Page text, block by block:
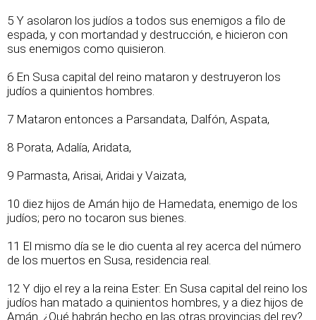
5 Y asolaron los judíos a todos sus enemigos a filo de
espada, y con mortandad y destrucción, e hicieron con
sus enemigos como quisieron.
6 En Susa capital del reino mataron y destruyeron los
judíos a quinientos hombres.
7 Mataron entonces a Parsandata, Dalfón, Aspata,
8 Porata, Adalía, Aridata,
9 Parmasta, Arisai, Aridai y Vaizata,
10 diez hijos de Amán hijo de Hamedata, enemigo de los
judíos; pero no tocaron sus bienes.
11 El mismo día se le dio cuenta al rey acerca del número
de los muertos en Susa, residencia real.
12 Y dijo el rey a la reina Ester: En Susa capital del reino los
judíos han matado a quinientos hombres, y a diez hijos de
Amán. ¿Qué habrán hecho en las otras provincias del rey?